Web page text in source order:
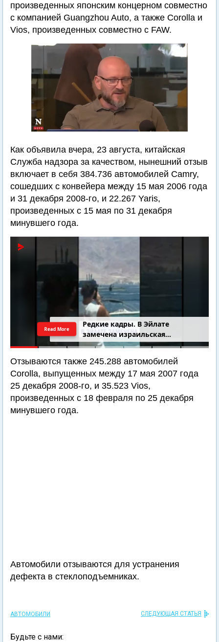
произведенных японским концерном совместно
с компанией Guangzhou Auto, а также Corolla и
Vios, произведенных совместно с FAW.
Как объявила вчера, 23 августа, китайская
Служба надзора за качеством, нынешний отзыв
включает в себя 384.736 автомобилей Camry,
сошедших с конвейера между 15 мая 2006 года
и 31 декабря 2008-го, и 22.267 Yaris,
произведенных с 15 мая по 31 декабря
минувшего года.
4-летний Юваль Коган найден
добровольцами
Read More
Отзываются также 245.288 автомобилей
Corolla, выпущенных между 17 мая 2007 года
25 декабря 2008-го, и 35.523 Vios,
произведенных с 18 февраля по 25 декабря
минувшего года.
Автомобили отзываются для устранения
дефекта в стеклоподъемниках.
АВТОМОБИЛИ СЛЕДУЮЩАЯ СТАТЬЯ
Будьте с нами: